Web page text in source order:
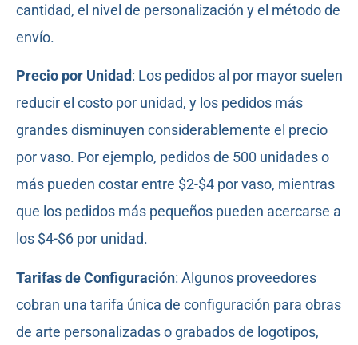
cantidad, el nivel de personalización y el método de
envío.
Precio por Unidad: Los pedidos al por mayor suelen
reducir el costo por unidad, y los pedidos más
grandes disminuyen considerablemente el precio
por vaso. Por ejemplo, pedidos de 500 unidades o
más pueden costar entre $2-$4 por vaso, mientras
que los pedidos más pequeños pueden acercarse a
los $4-$6 por unidad.
Tarifas de Configuración: Algunos proveedores
cobran una tarifa única de configuración para obras
de arte personalizadas o grabados de logotipos,